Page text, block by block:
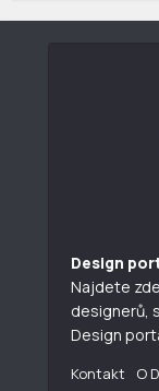
Design
Najdete
designerů,
Design
Kontakt O